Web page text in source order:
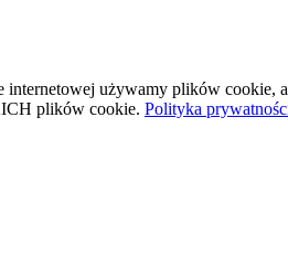
internetowej używamy plików
plików cookie. Polityka